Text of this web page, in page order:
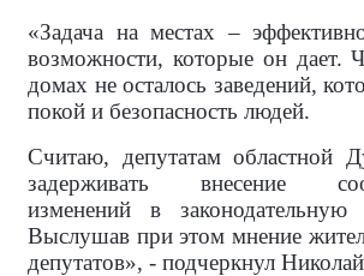
«Задача на местах –
возможности, которые он дает.
домах не осталось заведений,
покой и безопасность людей.
Считаю, депутатам областной
задерживать внесение
изменений в законодательную
Выслушав при этом мнение
депутатов», - подчеркнул